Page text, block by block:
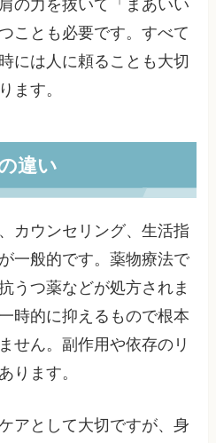
の力を抜いて「まあいい
ことも必要です。すべて
には人に頼ることも大切
ます。
違い
カウンセリング、生活指
一般的です。薬物療法で
うつ薬などが処方されま
時的に抑えるもので根本
せん。副作用や依存のリ
ります。
アとして大切ですが、身